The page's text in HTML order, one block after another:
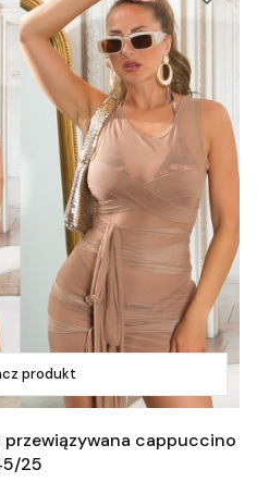
produkt
przewiązywana cappuccino
25